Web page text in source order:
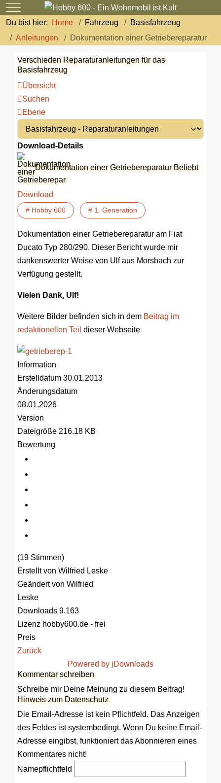
Mobile Menu Toggle
Du bist hier:
Home Fahrzeug
Basisfahrzeug
Anleitungen
Dokumentation einer Getriebereparatur
Verschieden Reparaturanleitungen für das
Basisfahrzeug
Übersicht
Suchen
Ebene
Download-Details
Dokumentation einer Getriebereparatur Beliebt
Download
# Hobby 600 # 1. Generation
Dokumentation einer Getriebereparatur am Fiat
Ducato Typ 280/290. Dieser Bericht wurde mir
dankenswerter Weise von Ulf aus Morsbach zur
Verfügung gestellt.
Vielen Dank, Ulf!
Weitere Bilder befinden sich in dem Beitrag im
redaktionellen Teil dieser Webseite
Information
Erstelldatum 30.01.2013
Änderungsdatum
08.01.2026
Version
Dateigröße 216.18 KB
Bewertung
(19 Stimmen)
Erstellt von Wilfried Leske
Geändert von Wilfried
Leske
Downloads 9.163
Lizenz hobby600.de - frei
Preis
Zurück
Powered by jDownloads
Kommentar schreiben
Schreibe mir Deine Meinung zu diesem Beitrag!
Hinweis zum Datenschutz
Die Email-Adresse ist kein Pflichtfeld. Das Anzeigen
des Feldes ist systembedingt. Wenn Du keine Email-
Adresse eingibst, funktioniert das Abonnieren eines
Kommentares nicht!
Namepflichtfeld